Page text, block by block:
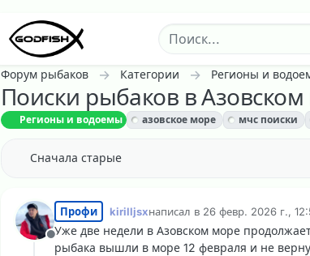
Форум рыбаков Категории Регионы и
Поиски рыбаков в
Регионы и водоемы азовское море мчс поиски
Сначала старые
Не в сети
Профи kirilljsxнаписал в 26 февр. 2026 г.,
отредактировано
Уже две недели в Азовском море
рыбака вышли в море 12 февраля и не